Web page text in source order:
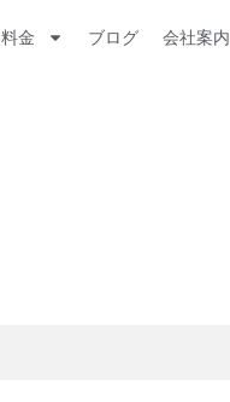
料金 ブログ 会社案内